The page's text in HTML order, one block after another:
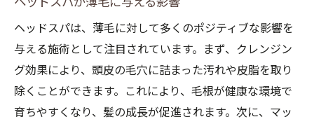
ヘッドスパは、薄毛に対して多くのポジティブな影響を
与える施術として注目されています。まず、クレンジン
グ効果により、頭皮の毛穴に詰まった汚れや皮脂を取り
除くことができます。これにより、毛根が健康な環境で
育ちやすくなり、髪の成長が促進されます。次に、マッ